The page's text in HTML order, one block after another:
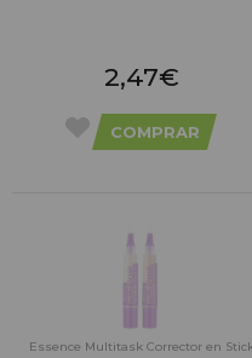
2,47€
COMPRAR
Essence Multitask Corrector en